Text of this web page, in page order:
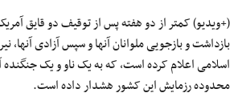
(+ویدیو) کمتر از دو هفته پس از توقیف دو قایق
بازداشت و بازجویی ملوانان آنها و سپس آزادی
اسلامی اعلام کرده است، که به یک ناو و یک جنگنده
محدوده رزمایش این کشور هشدار داده است.